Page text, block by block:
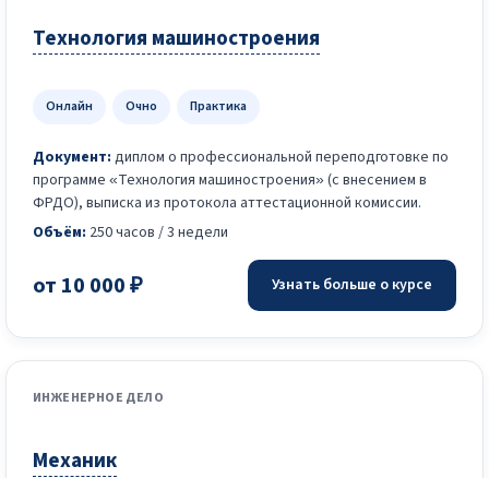
Технология машиностроения
Онлайн Очно Практика
Документ: диплом о профессиональной переподготовке по
программе «Технология машиностроения» (с внесением в
ФРДО), выписка из протокола аттестационной комиссии.
Объём: 250 часов / 3 недели
от 10 000 ₽ Узнать больше о курсе
ИНЖЕНЕРНОЕ ДЕЛО
Механик